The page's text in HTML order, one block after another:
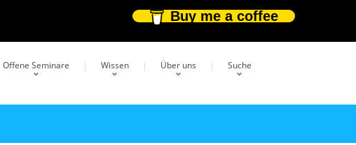
Buy me a coffee
Offene Seminare Wissen Über uns Suche